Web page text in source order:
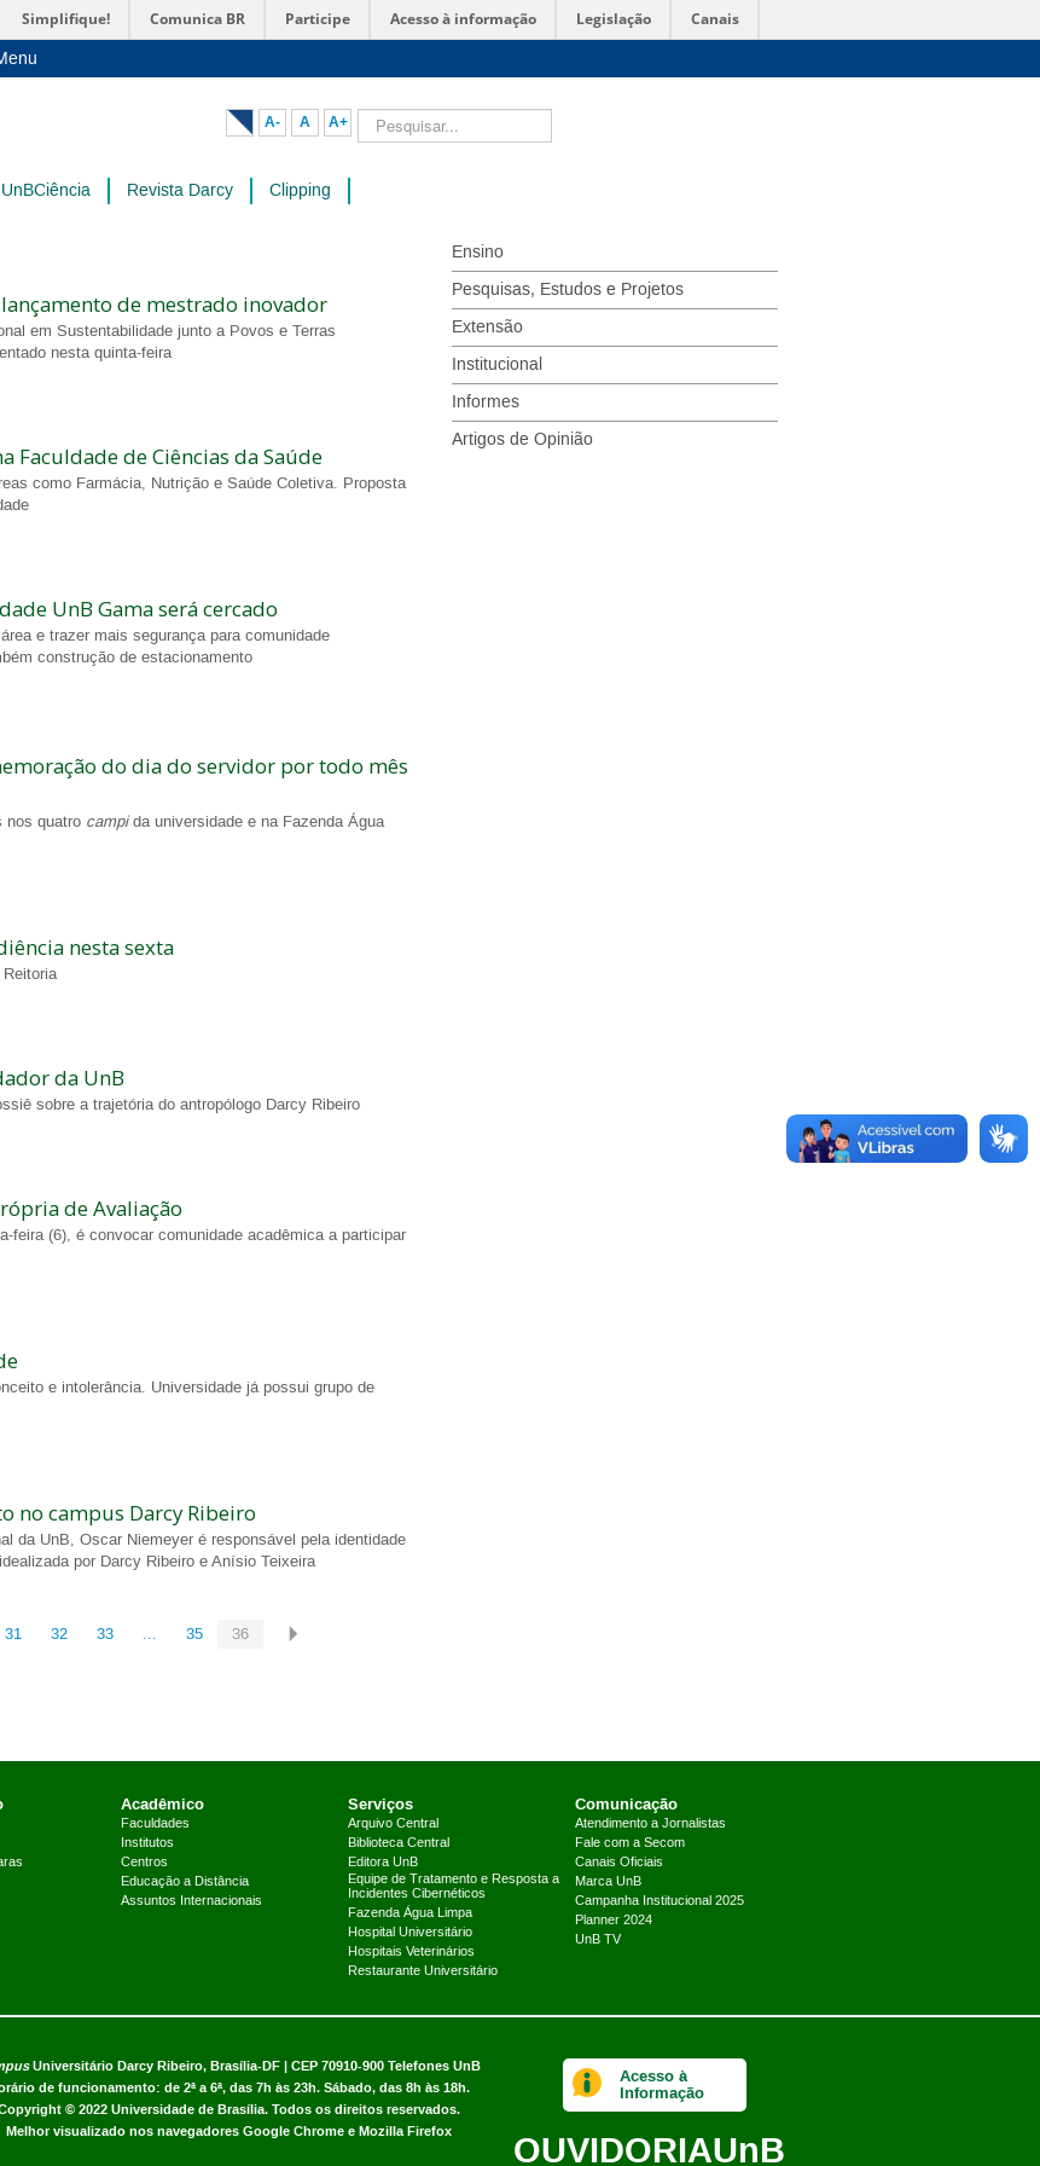
Simplifique! Comunica BR Participe Acesso à informação Legislação Canais
A- A A+ Pesquisar...
UnBCiência Revista Darcy Clipping
de mestrado inovador
em Sustentabilidade junto a Povos e Terras
nesta quinta-feira
Faculdade de Ciências da Saúde
como Farmácia, Nutrição e Saúde Coletiva. Proposta
UnB Gama será cercado
e trazer mais segurança para comunidade
construção de estacionamento
do dia do servidor por todo mês
nos quatro campida universidade e na Fazenda Água
nesta sexta
da UnB
sobre a trajetória do antropólogo Darcy Ribeiro
de Avaliação
feira (6), é convocar comunidade acadêmica a participar
e intolerância. Universidade já possui grupo de
no campus Darcy Ribeiro
da UnB, Oscar Niemeyer é responsável pela identidade
por Darcy Ribeiro e Anísio Teixeira
31 32 33 ... 35 36
Ensino
Pesquisas, Estudos e Projetos
Extensão
Institucional
Informes
Artigos de Opinião
Acadêmico
Faculdades
Institutos
Centros
Educação a Distância
Assuntos Internacionais
Serviços
Arquivo Central
Biblioteca Central
Editora UnB
Equipe de Tratamento e Resposta a
Incidentes Cibernéticos
Fazenda Água Limpa
Hospital Universitário
Hospitais Veterinários
Restaurante Universitário
Comunicação
Atendimento a Jornalistas
Fale com a Secom
Canais Oficiais
Marca UnB
Campanha Institucional 2025
Planner 2024
UnB TV
Universitário Darcy Ribeiro, Brasília-DF | CEP 70910-900 Telefones UnB
de funcionamento: de 2ª a 6ª, das 7h às 23h. Sábado, das 8h às 18h.
© 2022 Universidade de Brasília. Todos os direitos reservados.
Melhor visualizado nos navegadores Google Chrome e Mozilla Firefox
Acesso à
Informação
OUVIDORIAUnB